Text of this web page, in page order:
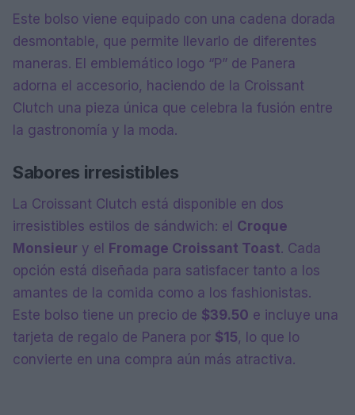
Este bolso viene equipado con una cadena dorada
desmontable, que permite llevarlo de diferentes
maneras. El emblemático logo “P” de Panera
adorna el accesorio, haciendo de la Croissant
Clutch una pieza única que celebra la fusión entre
la gastronomía y la moda.
Sabores irresistibles
La Croissant Clutch está disponible en dos
irresistibles estilos de sándwich: el Croque
Monsieur y el Fromage Croissant Toast. Cada
opción está diseñada para satisfacer tanto a los
amantes de la comida como a los fashionistas.
Este bolso tiene un precio de $39.50 e incluye una
tarjeta de regalo de Panera por $15, lo que lo
convierte en una compra aún más atractiva.